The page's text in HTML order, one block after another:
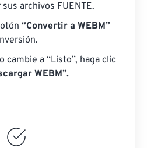
archivos FUENTE.
“Convertir a WEBM”
cambie a “Listo”, haga clic
WEBM”.